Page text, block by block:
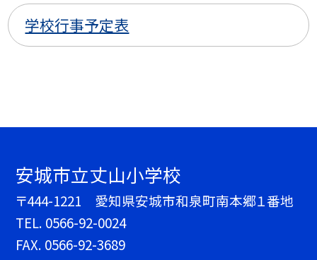
学校行事予定表
安城市立丈山小学校
〒444-1221 愛知県安城市和泉町南本郷１番地
TEL. 0566-92-0024
FAX. 0566-92-3689